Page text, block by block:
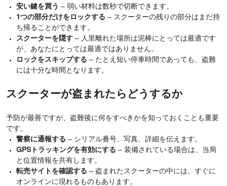
安い鍵を買う – 弱い材料は数秒で切断できます。
1つの部分だけをロックする – スクーターの残りの部分はまだ持
ち帰ることができます。
スクーターを隠す – 人里離れた場所は泥棒にとっては最適です
が、あなたにとっては最適ではありません。
ロックをスキップする – たとえ短い停車時間であっても、盗難
には十分な時間となります。
スクーターが盗まれたらどうするか
予防が最善ですが、盗難後に何をすべきかを知っておくことも重要
です。
警察に通報する – シリアル番号、写真、詳細を伝えます。
GPSトラッキングを有効にする – 装備されている場合は、当局
と位置情報を共有します。
転売サイトを確認する – 盗まれたスクーターの中には、すぐに
オンラインに現れるものもあります。